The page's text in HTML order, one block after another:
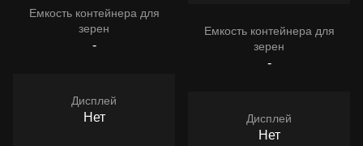
Емкость контейнера для
зерен
-
Дисплей
Нет
Емкость контейнера для
зерен
-
Дисплей
Нет